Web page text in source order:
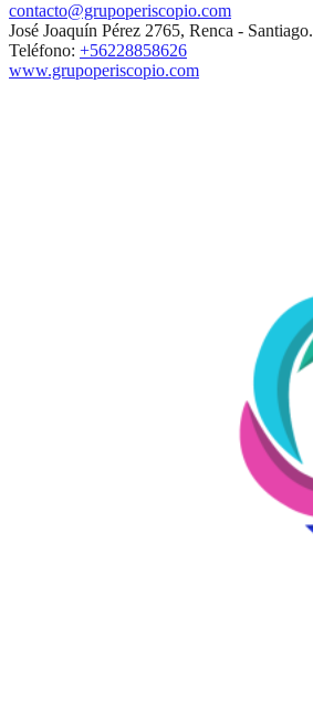
contacto@grupoperiscopio.com
José Joaquín Pérez 2765, Renca - Santiago.
Teléfono: +56228858626
www.grupoperiscopio.com